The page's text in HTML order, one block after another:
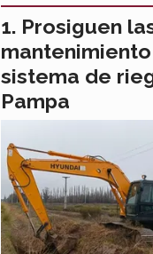
Prosiguen
sistema de
Pampa